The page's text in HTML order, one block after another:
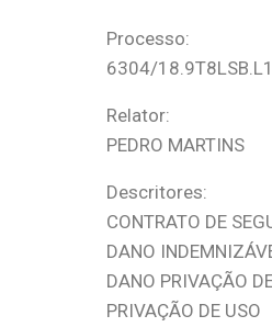
Processo:
6304/
Relator:
PEDRO MARTINS
Descritores:
CONTRATO DE
DANO
DANO PRIVAÇÃO
PRIVAÇÃO DE USO